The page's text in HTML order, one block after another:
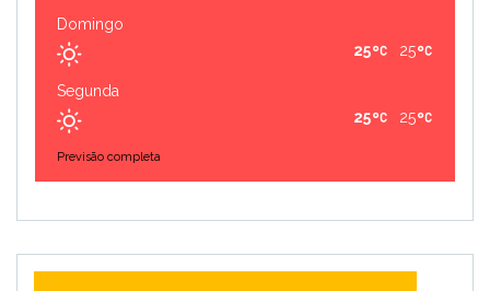
Domingo
25
25
Segunda
25
25
Previsão completa